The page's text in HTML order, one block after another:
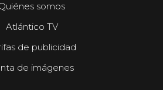
somos
Atlántico TV
de publicidad
de imágenes